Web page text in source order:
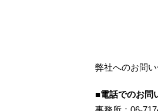
弊社へのお問
■電話でのお問